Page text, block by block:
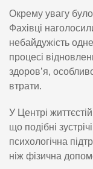
Окрему увагу
Фахівці
небайдужість
процесі
здоров’я,
втрати.
У Центрі
що подібні
психологічна
ніж фізична